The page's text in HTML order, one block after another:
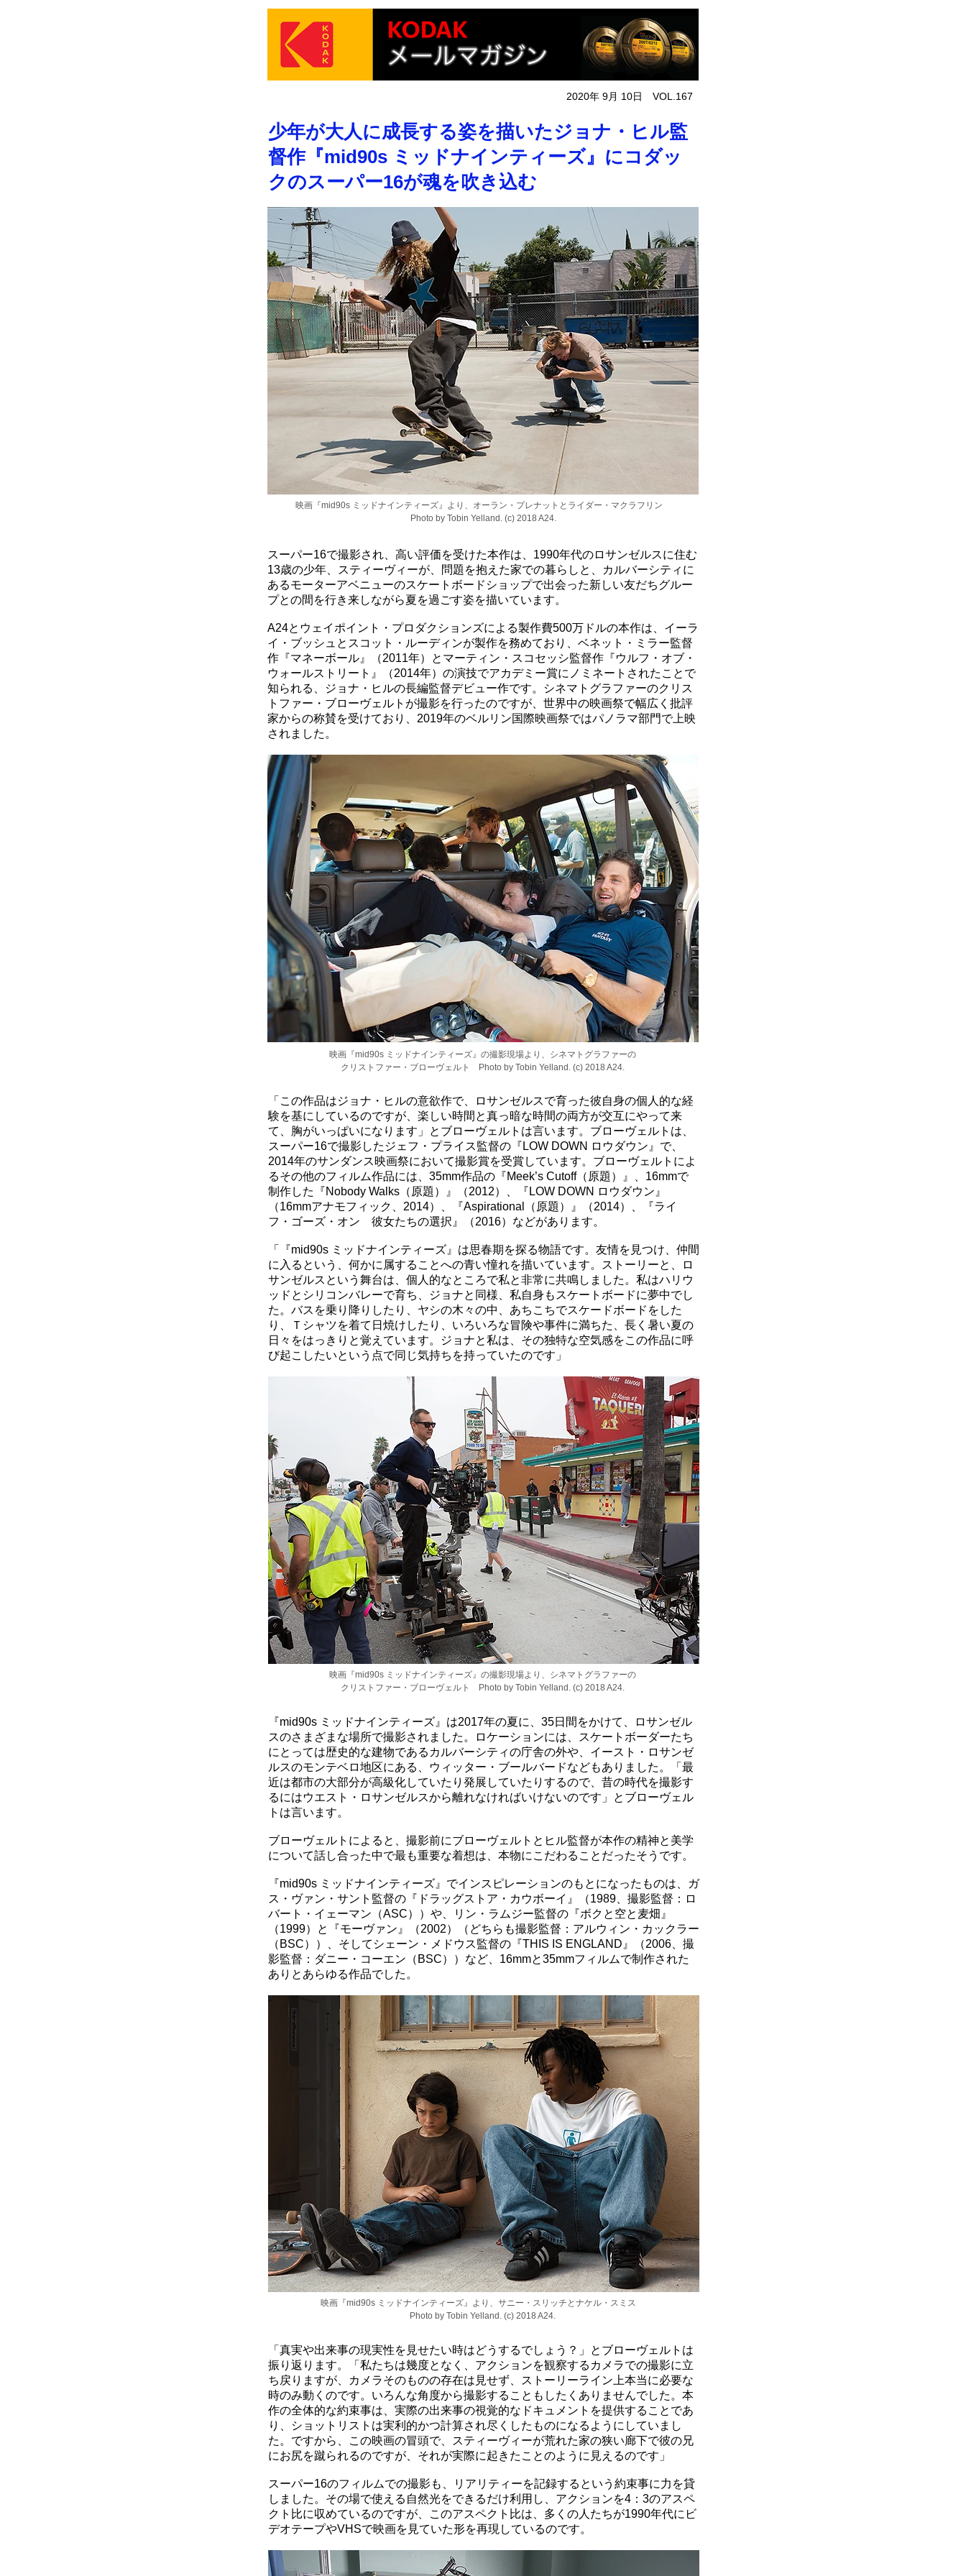
2020年 9月 10日 VOL.167
少年が大人に成長する姿を描いたジョナ・ヒル監
督作『mid90s ミッドナインティーズ』にコダッ
クのスーパー16が魂を吹き込む
映画『mid90s ミッドナインティーズ』より、オーラン・プレナットとライダー・マクラフリン
Photo by Tobin Yelland. (c) 2018 A24.
スーパー16で撮影され、高い評価を受けた本作は、1990年代のロサンゼルスに住む
13歳の少年、スティーヴィーが、問題を抱えた家での暮らしと、カルバーシティに
あるモーターアベニューのスケートボードショップで出会った新しい友だちグルー
プとの間を行き来しながら夏を過ごす姿を描いています。
A24とウェイポイント・プロダクションズによる製作費500万ドルの本作は、イーラ
イ・ブッシュとスコット・ルーディンが製作を務めており、ベネット・ミラー監督
作『マネーボール』（2011年）とマーティン・スコセッシ監督作『ウルフ・オブ・
ウォールストリート』（2014年）の演技でアカデミー賞にノミネートされたことで
知られる、ジョナ・ヒルの長編監督デビュー作です。シネマトグラファーのクリス
トファー・ブローヴェルトが撮影を行ったのですが、世界中の映画祭で幅広く批評
家からの称賛を受けており、2019年のベルリン国際映画祭ではパノラマ部門で上映
されました。
映画『mid90s ミッドナインティーズ』の撮影現場より、シネマトグラファーの
クリストファー・ブローヴェルト Photo by Tobin Yelland. (c) 2018 A24.
「この作品はジョナ・ヒルの意欲作で、ロサンゼルスで育った彼自身の個人的な経
験を基にしているのですが、楽しい時間と真っ暗な時間の両方が交互にやって来
て、胸がいっぱいになります」とブローヴェルトは言います。ブローヴェルトは、
スーパー16で撮影したジェフ・プライス監督の『LOW DOWN ロウダウン』で、
2014年のサンダンス映画祭において撮影賞を受賞しています。ブローヴェルトによ
るその他のフィルム作品には、35mm作品の『Meek’s Cutoff（原題）』、16mmで
制作した『Nobody Walks（原題）』（2012）、『LOW DOWN ロウダウン』
（16mmアナモフィック、2014）、『Aspirational（原題）』（2014）、『ライ
フ・ゴーズ・オン 彼女たちの選択』（2016）などがあります。
「『mid90s ミッドナインティーズ』は思春期を探る物語です。友情を見つけ、仲間
に入るという、何かに属することへの青い憧れを描いています。ストーリーと、ロ
サンゼルスという舞台は、個人的なところで私と非常に共鳴しました。私はハリウ
ッドとシリコンバレーで育ち、ジョナと同様、私自身もスケートボードに夢中でし
た。バスを乗り降りしたり、ヤシの木々の中、あちこちでスケードボードをした
り、Ｔシャツを着て日焼けしたり、いろいろな冒険や事件に満ちた、長く暑い夏の
日々をはっきりと覚えています。ジョナと私は、その独特な空気感をこの作品に呼
び起こしたいという点で同じ気持ちを持っていたのです」
映画『mid90s ミッドナインティーズ』の撮影現場より、シネマトグラファーの
クリストファー・ブローヴェルト Photo by Tobin Yelland. (c) 2018 A24.
『mid90s ミッドナインティーズ』は2017年の夏に、35日間をかけて、ロサンゼル
スのさまざまな場所で撮影されました。ロケーションには、スケートボーダーたち
にとっては歴史的な建物であるカルバーシティの庁舎の外や、イースト・ロサンゼ
ルスのモンテベロ地区にある、ウィッター・ブールバードなどもありました。「最
近は都市の大部分が高級化していたり発展していたりするので、昔の時代を撮影す
るにはウエスト・ロサンゼルスから離れなければいけないのです」とブローヴェル
トは言います。
ブローヴェルトによると、撮影前にブローヴェルトとヒル監督が本作の精神と美学
について話し合った中で最も重要な着想は、本物にこだわることだったそうです。
『mid90s ミッドナインティーズ』でインスピレーションのもとになったものは、ガ
ス・ヴァン・サント監督の『ドラッグストア・カウボーイ』（1989、撮影監督：ロ
バート・イェーマン（ASC））や、リン・ラムジー監督の『ボクと空と麦畑』
（1999）と『モーヴァン』（2002）（どちらも撮影監督：アルウィン・カックラー
（BSC））、そしてシェーン・メドウス監督の『THIS IS ENGLAND』（2006、撮
影監督：ダニー・コーエン（BSC））など、16mmと35mmフィルムで制作された
ありとあらゆる作品でした。
映画『mid90s ミッドナインティーズ』より、サニー・スリッチとナケル・スミス
Photo by Tobin Yelland. (c) 2018 A24.
「真実や出来事の現実性を見せたい時はどうするでしょう？」とブローヴェルトは
振り返ります。「私たちは幾度となく、アクションを観察するカメラでの撮影に立
ち戻りますが、カメラそのものの存在は見せず、ストーリーライン上本当に必要な
時のみ動くのです。いろんな角度から撮影することもしたくありませんでした。本
作の全体的な約束事は、実際の出来事の視覚的なドキュメントを提供することであ
り、ショットリストは実利的かつ計算され尽くしたものになるようにしていまし
た。ですから、この映画の冒頭で、スティーヴィーが荒れた家の狭い廊下で彼の兄
にお尻を蹴られるのですが、それが実際に起きたことのように見えるのです」
スーパー16のフィルムでの撮影も、リアリティーを記録するという約束事に力を貸
しました。その場で使える自然光をできるだけ利用し、アクションを4：3のアスペ
クト比に収めているのですが、このアスペクト比は、多くの人たちが1990年代にビ
デオテープやVHSで映画を見ていた形を再現しているのです。